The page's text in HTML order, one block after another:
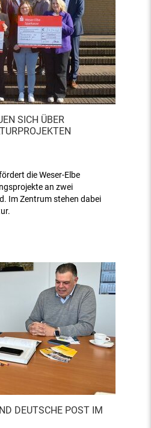
SICH ÜBER
die Weser-Elbe
an zwei
Im Zentrum stehen dabei
DEUTSCHE POST IM